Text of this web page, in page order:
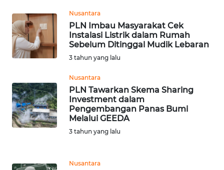
Nusantara
PLN Imbau Masyarakat Cek
Instalasi Listrik dalam Rumah
Sebelum Ditinggal Mudik Lebaran
3 tahun yang lalu
Nusantara
PLN Tawarkan Skema Sharing
Investment dalam
Pengembangan Panas Bumi
Melalui GEEDA
3 tahun yang lalu
Nusantara
WN
BOROBUDUR
WN
SURABAYA